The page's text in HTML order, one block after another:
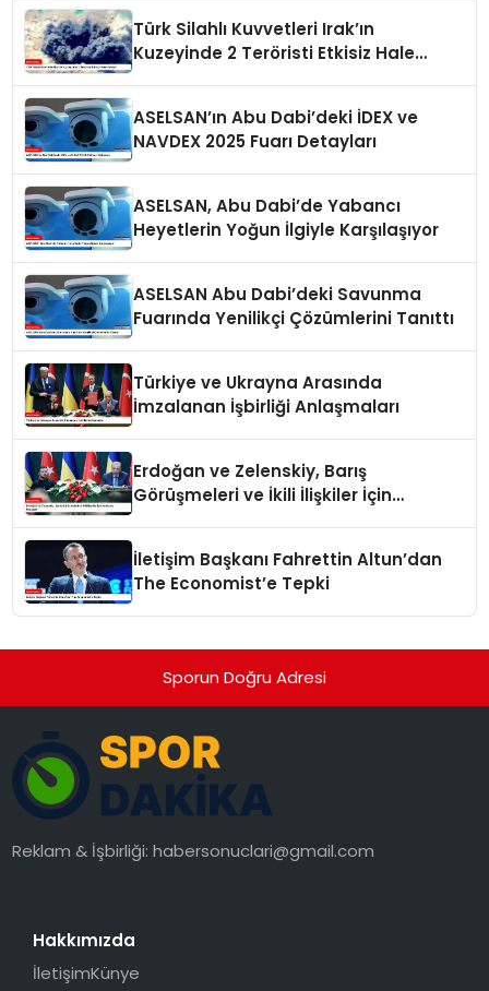
Türk Silahlı Kuvvetleri Irak’ın
Kuzeyinde 2 Teröristi Etkisiz Hale
ASELSAN’ın Abu Dabi’deki İDEX ve
NAVDEX 2025 Fuarı Detayları
ASELSAN, Abu Dabi’de Yabancı
Heyetlerin Yoğun İlgiyle Karşılaşıyor
ASELSAN Abu Dabi’deki Savunma
Fuarında Yenilikçi Çözümlerini Tanıttı
Türkiye ve Ukrayna Arasında
İmzalanan İşbirliği Anlaşmaları
Erdoğan ve Zelenskiy, Barış
Görüşmeleri ve İkili İlişkiler İçin
İletişim Başkanı Fahrettin Altun’dan
The Economist’e Tepki
Sporun Doğru Adresi
Reklam & İşbirliği:habersonuclari@gmail.com
Hakkımızda
İletişimKünye